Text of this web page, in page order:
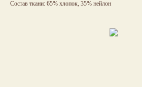
Состав ткани: 65% хлопок, 35% нейлон